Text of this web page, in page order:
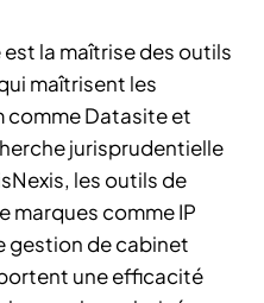
la maîtrise des outils
maîtrisent les
comme Datasite et
jurisprudentielle
les outils de
marques comme IP
gestion de cabinet
une efficacité